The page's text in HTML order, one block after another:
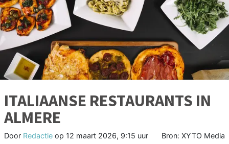
ITALIAANSE RESTAURANTS IN
ALMERE
Door Redactie op 12 maart 2026, 9:15 uur Bron: XYTO Media